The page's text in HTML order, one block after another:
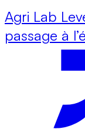
Agri Lab
passage à